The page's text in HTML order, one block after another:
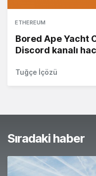
ETHEREUM
Bored Ape Yacht
Discord kanalı
Tuğçe İçözü
Sıradaki haber